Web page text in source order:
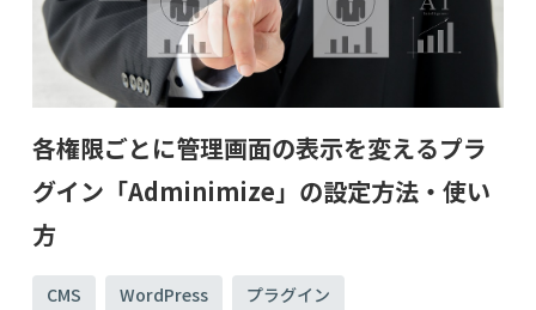
各権限ごとに管理画面の表示を変えるプラ
グイン「Adminimize」の設定方法・使い
方
CMS WordPress プラグイン